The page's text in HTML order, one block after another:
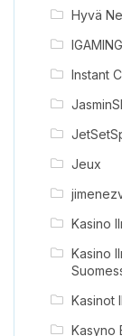
Hyvä
IGAMING
Instant
Jeux
Kasino
Kasino
Kasinot
Kasyno